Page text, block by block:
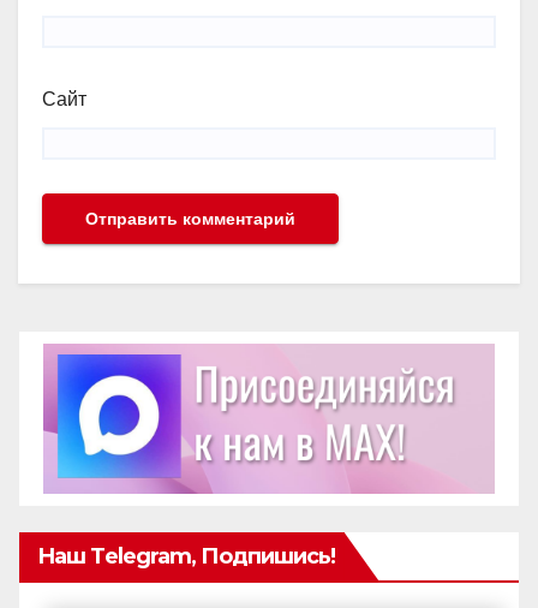
Сайт
Наш Telegram, Подпишись!